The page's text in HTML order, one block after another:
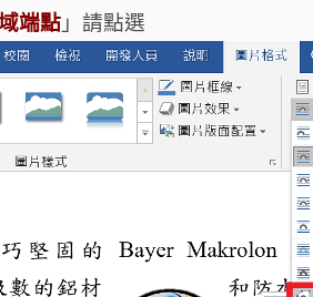
端點 」請點選